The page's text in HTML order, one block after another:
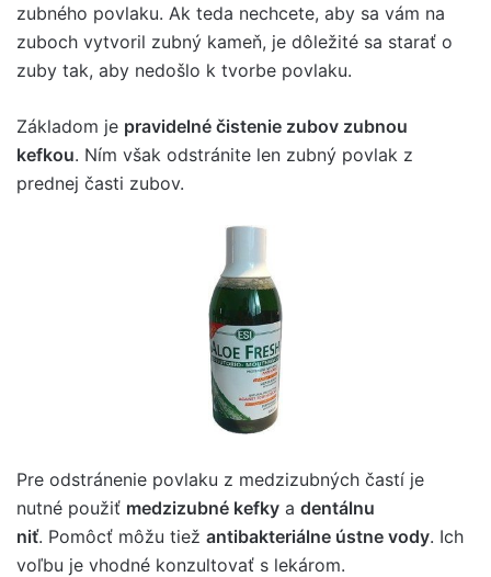
zubného povlaku. Ak teda nechcete, aby sa vám na
zuboch vytvoril zubný kameň, je dôležité sa starať o
zuby tak, aby nedošlo k tvorbe povlaku.
Základom je pravidelné čistenie zubov zubnou
kefkou. Ním však odstránite len zubný povlak z
prednej časti zubov.
Pre odstránenie povlaku z medzizubných častí je
nutné použiť medzizubné kefky a dentálnu
niť. Pomôcť môžu tiež antibakteriálne ústne vody. Ich
voľbu je vhodné konzultovať s lekárom.